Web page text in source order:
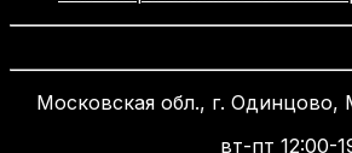
Московская обл., г. Одинцово,
вт-пт 12:00-